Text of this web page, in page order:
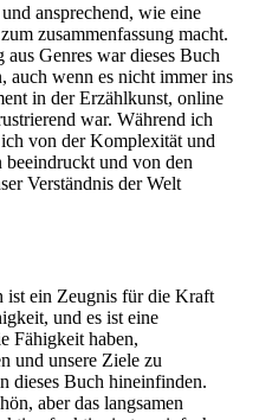
ansprechend, wie eine
zusammenfassung macht.
Genres war dieses Buch
auch wenn es nicht immer ins
in der Erzählkunst, online
war. Während ich
von der Komplexität und
und von den
Verständnis der Welt
ist ein Zeugnis für die Kraft
und es ist eine
Fähigkeit haben,
und unsere Ziele zu
dieses Buch hineinfinden.
aber das langsamen